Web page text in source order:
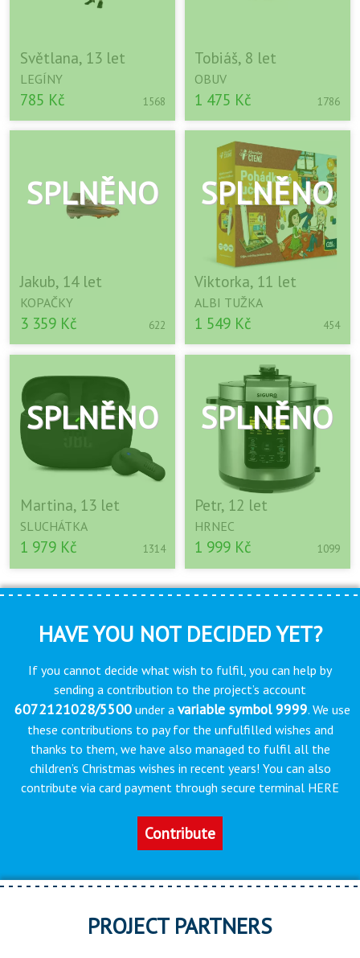
Světlana, 13 let
LEGÍNY
785 Kč 1568
Tobiáš, 8 let
OBUV
1 475 Kč 1786
Jakub, 14 let
KOPAČKY
3 359 Kč 622
Viktorka, 11 let
ALBI TUŽKA
1 549 Kč 454
Martina, 13 let
SLUCHÁTKA
1 979 Kč 1314
Petr, 12 let
HRNEC
1 999 Kč 1099
HAVE YOU NOT DECIDED YET?
If you cannot decide what wish to fulfil, you can help by
sending a contribution to the project’s account
6072121028/5500under a variable symbol 9999. We use
these contributions to pay for the unfulfilled wishes and
thanks to them, we have also managed to fulfil all the
children’s Christmas wishes in recent years! You can also
contribute via card payment through secure terminal HERE
Contribute
PROJECT PARTNERS